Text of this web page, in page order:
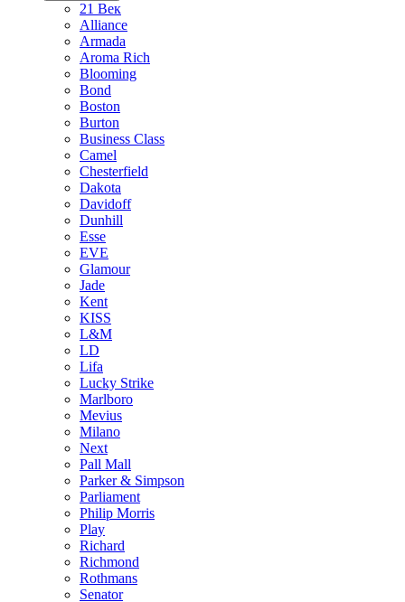
21 Век
Alliance
Armada
Aroma Rich
Blooming
Bond
Boston
Burton
Business Class
Camel
Chesterfield
Dakota
Davidoff
Dunhill
Esse
EVE
Glamour
Jade
Kent
KISS
L&M
LD
Lifa
Lucky Strike
Marlboro
Mevius
Milano
Next
Pall Mall
Parker & Simpson
Parliament
Philip Morris
Play
Richard
Richmond
Rothmans
Senator